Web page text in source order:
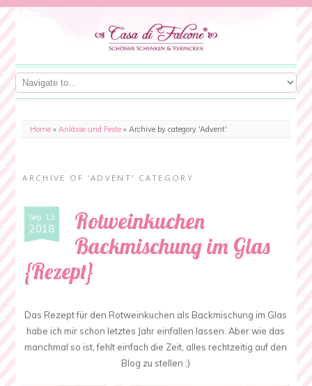
Home »Anlässe und Feste »Archive by category 'Advent'
ARCHIVE OF ‘ADVENT’ CATEGORY
Sep. 13
2018
Rotweinkuchen
Backmischung im Glas
{Rezept}
Das Rezept für den Rotweinkuchen als Backmischung im Glas
habe ich mir schon letztes Jahr einfallen lassen. Aber wie das
manchmal so ist, fehlt einfach die Zeit, alles rechtzeitig auf den
Blog zu stellen ;)